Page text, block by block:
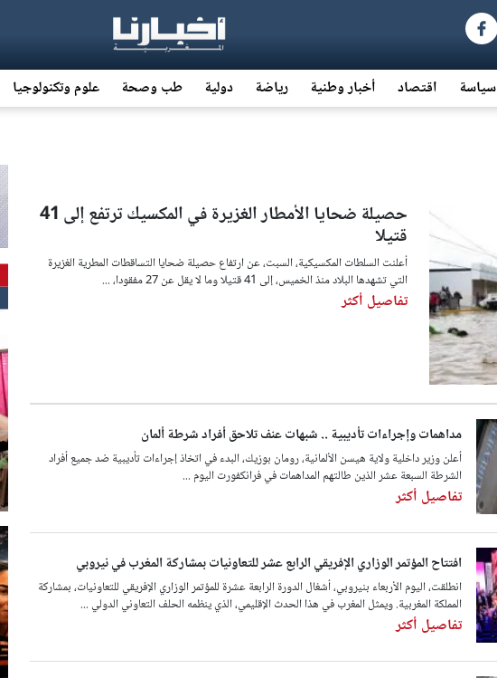
سياسة اقتصاد أخبار وطنية رياضة دولية طب وصحة علوم وتكنولوجيا
حصيلة ضحايا الأمطار الغزيرة في المكسيك ترتفع إلى 41
قتيلا
أعلنت السلطات المكسيكية، السبت، عن ارتفاع حصيلة ضحايا التساقطات المطرية الغزيرة
التي تشهدها البلاد منذ الخميس، إلى 41 قتيلا وما لا يقل عن 27 مفقودا، ...
تفاصيل أكثر
مداهمات وإجراءات تأديبية .. شبهات عنف تلاحق أفراد شرطة ألمان
أعلن وزير داخلية ولاية هيسن الألمانية، رومان بوزيك، البدء في اتخاذ إجراءات تأديبية ضد جميع أفراد
الشرطة السبعة عشر الذين طالتهم المداهمات في فرانكفورت اليوم ...
تفاصيل أكثر
افتتاح المؤتمر الوزاري الإفريقي الرابع عشر للتعاونيات بمشاركة المغرب في نيروبي
انطلقت، اليوم الأربعاء بنيروبي، أشغال الدورة الرابعة عشرة للمؤتمر الوزاري الإفريقي للتعاونيات، بمشاركة
المملكة المغربية. ويمثل المغرب في هذا الحدث الإقليمي، الذي ينظمه الحلف التعاوني الدولي ...
تفاصيل أكثر